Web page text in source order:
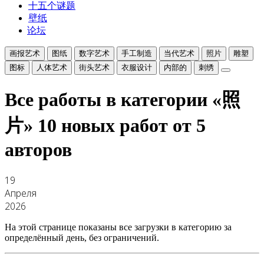
十五个谜题
壁纸
论坛
画报艺术 图纸 数字艺术 手工制造 当代艺术 照片
雕塑
图标
人体艺术 街头艺术 衣服设计 内部的 刺绣
Все работы в категории «照
片» 10 новых работ от 5
авторов
19
Апреля
2026
На этой странице показаны все загрузки в категорию за
определённый день, без ограничений.